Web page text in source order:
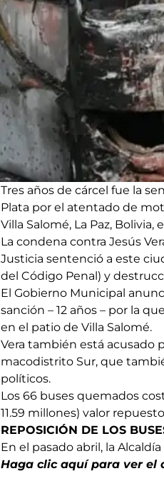
Tres años de cárcel fue la
Plata por el atentado de
Villa Salomé, La Paz, Bolivia,
La condena contra Jesús
Justicia sentenció a este
del Código Penal) y
El Gobierno Municipal
sanción – 12 años – por la
en el patio de Villa Salomé.
Vera también está acusado
macodistrito Sur, que
políticos.
Los 66 buses quemados
11.59 millones) valor
REPOSICIÓN DE LOS
En el pasado abril, la
Haga clic aquí para ver el